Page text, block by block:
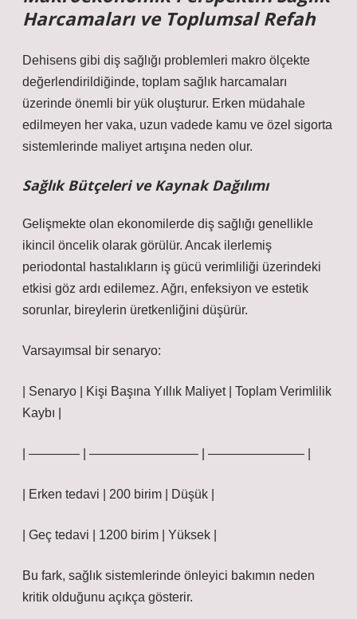
Harcamaları ve Toplumsal Refah
Dehisens gibi diş sağlığı problemleri makro ölçekte
değerlendirildiğinde, toplam sağlık harcamaları
üzerinde önemli bir yük oluşturur. Erken müdahale
edilmeyen her vaka, uzun vadede kamu ve özel sigorta
sistemlerinde maliyet artışına neden olur.
Sağlık Bütçeleri ve Kaynak Dağılımı
Gelişmekte olan ekonomilerde diş sağlığı genellikle
ikincil öncelik olarak görülür. Ancak ilerlemiş
periodontal hastalıkların iş gücü verimliliği üzerindeki
etkisi göz ardı edilemez. Ağrı, enfeksiyon ve estetik
sorunlar, bireylerin üretkenliğini düşürür.
Varsayımsal bir senaryo:
| Senaryo | Kişi Başına Yıllık Maliyet | Toplam Verimlilik
Kaybı |
| ———— | ————————– | ———————– |
| Erken tedavi | 200 birim | Düşük |
| Geç tedavi | 1200 birim | Yüksek |
Bu fark, sağlık sistemlerinde önleyici bakımın neden
kritik olduğunu açıkça gösterir.